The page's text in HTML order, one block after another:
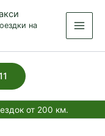
на
от 200 км.